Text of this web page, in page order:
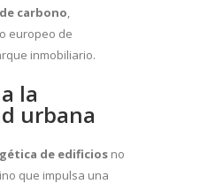
carbono,
europeo de
inmobiliario.
la
urbana
de edificios no
que impulsa una